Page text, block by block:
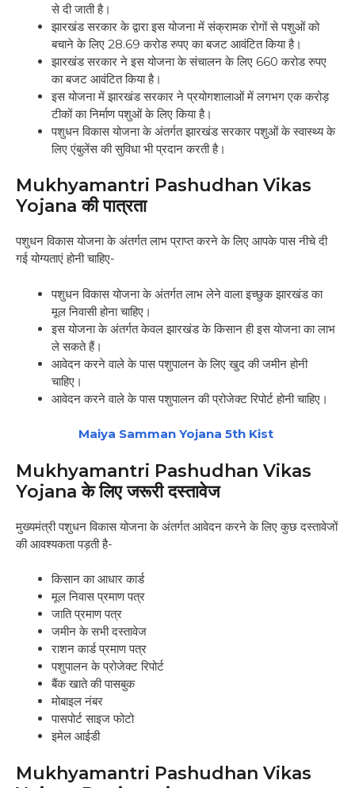
से दी जाती है।
झारखंड सरकार के द्वारा इस योजना में संक्रामक रोगों से पशुओं को
बचाने के लिए 28.69 करोड रुपए का बजट आवंटित किया है।
झारखंड सरकार ने इस योजना के संचालन के लिए 660 करोड रुपए
का बजट आवंटित किया है।
इस योजना में झारखंड सरकार ने प्रयोगशालाओं में लगभग एक करोड़
टीकों का निर्माण पशुओं के लिए किया है।
पशुधन विकास योजना के अंतर्गत झारखंड सरकार पशुओं के स्वास्थ्य के
लिए एंबुलेंस की सुविधा भी प्रदान करती है।
Mukhyamantri Pashudhan Vikas
Yojana की पात्रता
पशुधन विकास योजना के अंतर्गत लाभ प्राप्त करने के लिए आपके पास नीचे दी
गई योग्यताएं होनी चाहिए-
पशुधन विकास योजना के अंतर्गत लाभ लेने वाला इच्छुक झारखंड का
मूल निवासी होना चाहिए।
इस योजना के अंतर्गत केवल झारखंड के किसान ही इस योजना का लाभ
ले सकते हैं।
आवेदन करने वाले के पास पशुपालन के लिए खुद की जमीन होनी
चाहिए।
आवेदन करने वाले के पास पशुपालन की प्रोजेक्ट रिपोर्ट होनी चाहिए।
Maiya Samman Yojana 5th Kist
Mukhyamantri Pashudhan Vikas
Yojana के लिए जरूरी दस्तावेज
मुख्यमंत्री पशुधन विकास योजना के अंतर्गत आवेदन करने के लिए कुछ दस्तावेजों
की आवश्यकता पड़ती है-
किसान का आधार कार्ड
मूल निवास प्रमाण पत्र
जाति प्रमाण पत्र
जमीन के सभी दस्तावेज
राशन कार्ड प्रमाण पत्र
पशुपालन के प्रोजेक्ट रिपोर्ट
बैंक खाते की पासबुक
मोबाइल नंबर
पासपोर्ट साइज फोटो
इमेल आईडी
Mukhyamantri Pashudhan Vikas